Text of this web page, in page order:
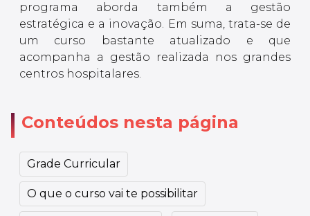
programa aborda também a gestão
estratégica e a inovação. Em suma, trata-se de
um curso bastante atualizado e que
acompanha a gestão realizada nos grandes
centros hospitalares.
Conteúdos nesta página
Grade Curricular
O que o curso vai te possibilitar